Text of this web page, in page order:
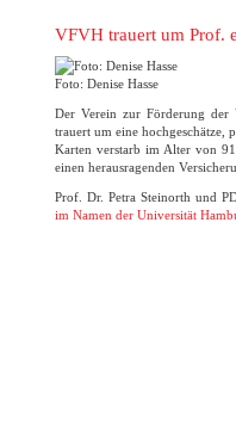
VFVH trauert um Prof.
Foto: Denise Hasse
Der Verein zur Förderung der
trauert um eine hochgeschätze,
Karten verstarb im Alter von
einen herausragenden
Prof. Dr. Petra Steinorth und
im Namen der Universität